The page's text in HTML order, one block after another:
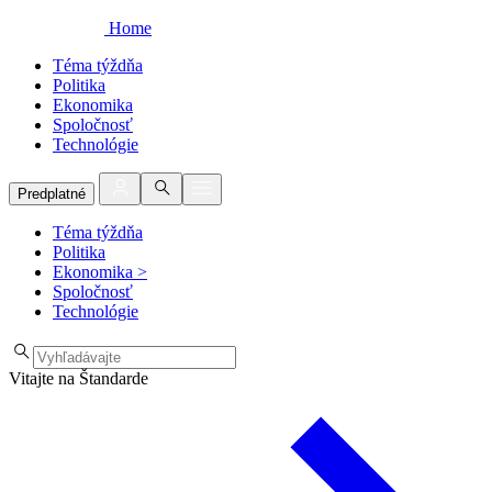
Home
Téma týždňa
Politika
Ekonomika
Spoločnosť
Technológie
Predplatné
Téma týždňa
Politika
Ekonomika >
Spoločnosť
Technológie
Vitajte na Štandarde